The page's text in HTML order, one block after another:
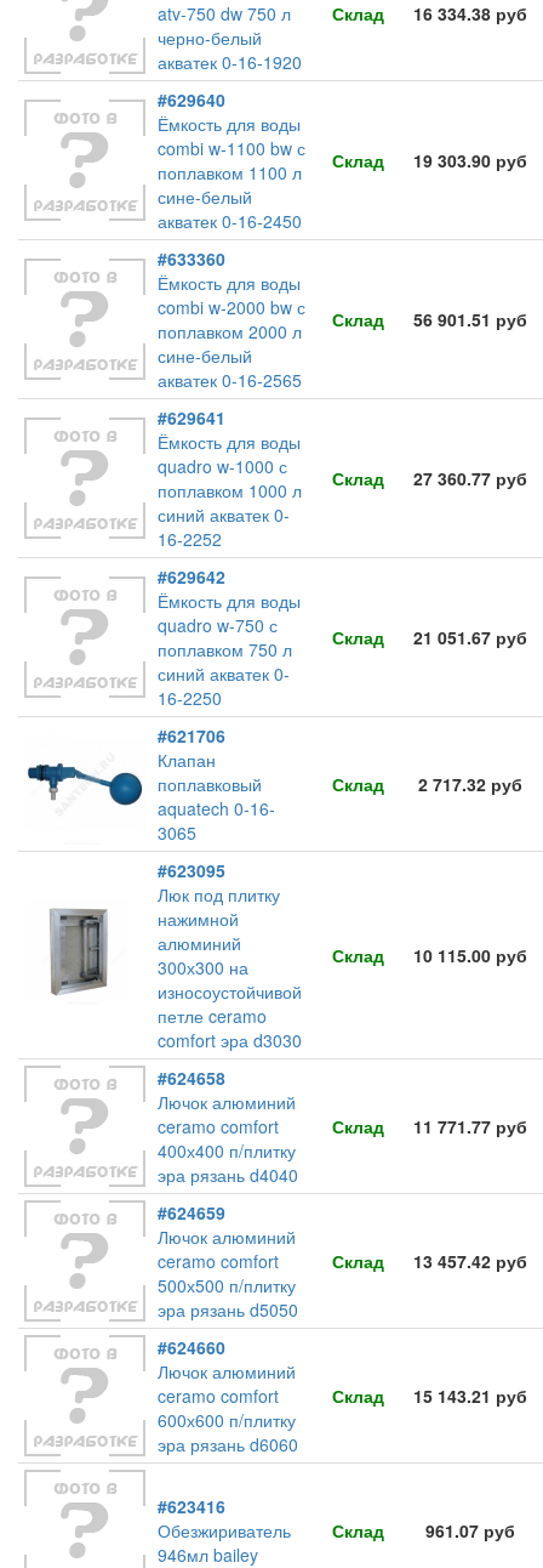
atv-750 dw 750 л
черно-белый
акватек 0-16-1920
Склад 16 334.38 руб
#629640
Ёмкость для воды
combi w-1100 bw с
поплавком 1100 л
сине-белый
акватек 0-16-2450
Склад 19 303.90 руб
#633360
Ёмкость для воды
combi w-2000 bw с
поплавком 2000 л
сине-белый
акватек 0-16-2565
Склад 56 901.51 руб
#629641
Ёмкость для воды
quadro w-1000 с
поплавком 1000 л
синий акватек 0-
16-2252
Склад 27 360.77 руб
#629642
Ёмкость для воды
quadro w-750 с
поплавком 750 л
синий акватек 0-
16-2250
Склад 21 051.67 руб
#621706
Клапан
поплавковый
aquatech 0-16-
3065
Склад 2 717.32 руб
#623095
Люк под плитку
нажимной
алюминий
300х300 на
износоустойчивой
петле ceramo
comfort эра d3030
Склад 10 115.00 руб
#624658
Лючок алюминий
ceramo comfort
400х400 п/плитку
эра рязань d4040
Склад 11 771.77 руб
#624659
Лючок алюминий
ceramo comfort
500х500 п/плитку
эра рязань d5050
Склад 13 457.42 руб
#624660
Лючок алюминий
ceramo comfort
600х600 п/плитку
эра рязань d6060
Склад 15 143.21 руб
#623416
Обезжириватель
946мл bailey
Склад 961.07 руб